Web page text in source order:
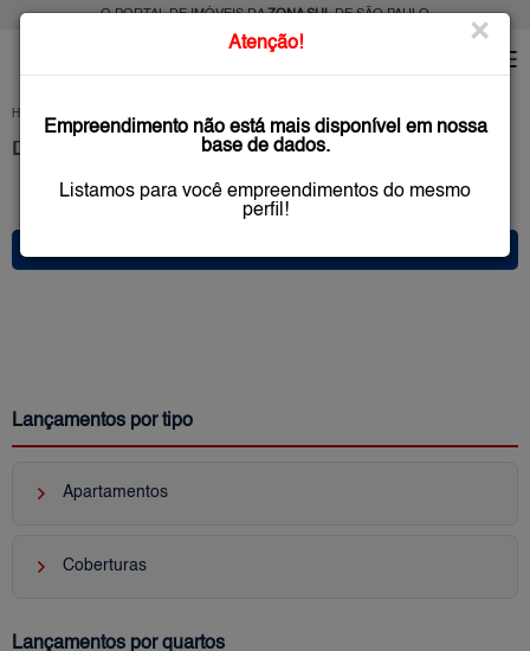
O PORTAL DE IMÓVEIS DAZONA SULDE SÃO PAULO
HOME
DESTAQUES: Imóveis na Zona Sul de SP
0 anúncio(s) encontrado(s)
Lançamentos por tipo
keyboard_arrow_right Apartamentos
keyboard_arrow_right Coberturas
Lançamentos por quartos
Atenção! ×
Empreendimento não está mais disponível em nossa
base de dados.
Listamos para você empreendimentos do mesmo
perfil!